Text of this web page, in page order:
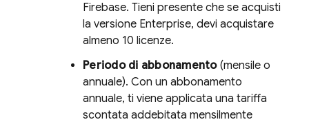
Firebase. Tieni presente che se acquisti
la versione Enterprise, devi acquistare
almeno 10 licenze.
Periodo di abbonamento(mensile o
annuale). Con un abbonamento
annuale, ti viene applicata una tariffa
scontata addebitata mensilmente